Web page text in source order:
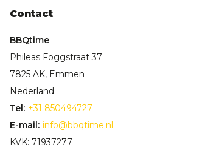
Contact
BBQtime
Phileas Foggstraat 37
7825 AK, Emmen
Nederland
Tel: +31 850494727
E-mail: info@bbqtime.nl
KVK: 71937277